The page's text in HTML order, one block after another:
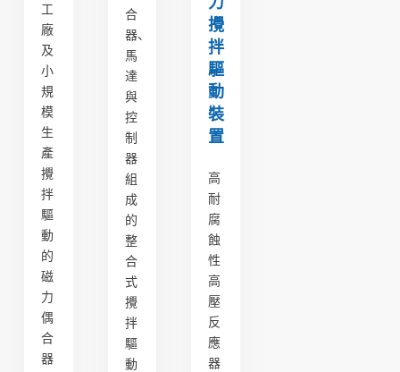
工
廠
及
小
規
模
生
產
攪
拌
驅
動
的
磁
力
偶
合
器
合
器、
馬
達
與
控
制
器
組
成
的
整
合
式
攪
拌
驅
動
攪
拌
驅
動
裝
置
高
耐
腐
蝕
性
高
壓
反
應
器